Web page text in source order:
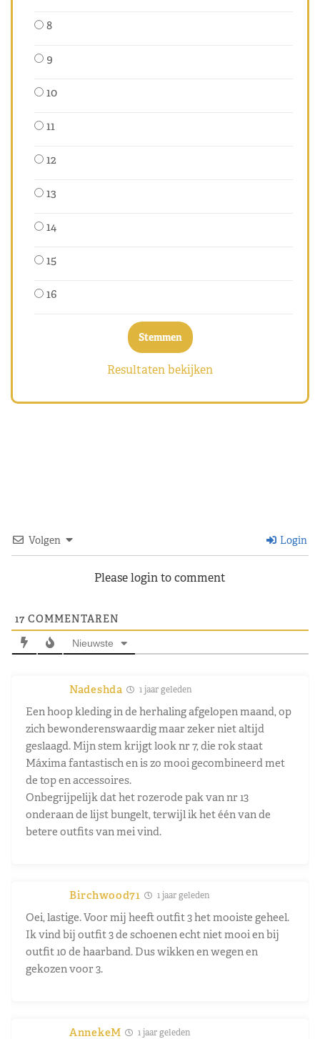
8
9
10
11
12
13
14
15
16
Resultaten bekijken
Volgen Login
Please login to comment
17 COMMENTAREN
Nieuwste
Nadeshda 1 jaar geleden
Een hoop kleding in de herhaling afgelopen maand, op
zich bewonderenswaardig maar zeker niet altijd
geslaagd. Mijn stem krijgt look nr 7, die rok staat
Máxima fantastisch en is zo mooi gecombineerd met
de top en accessoires.
Onbegrijpelijk dat het rozerode pak van nr 13
onderaan de lijst bungelt, terwijl ik het één van de
betere outfits van mei vind.
Birchwood71 1 jaar geleden
Oei, lastige. Voor mij heeft outfit 3 het mooiste geheel.
Ik vind bij outfit 3 de schoenen echt niet mooi en bij
outfit 10 de haarband. Dus wikken en wegen en
gekozen voor 3.
AnnekeM 1 jaar geleden